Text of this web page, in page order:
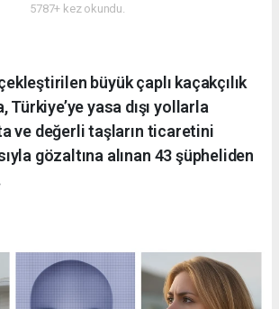
5787+ kez okundu.
büyük çaplı kaçakçılık
Türkiye’ye yasa dışı yollarla
ve değerli taşların ticaretini
gözaltına alınan 43 şüpheliden